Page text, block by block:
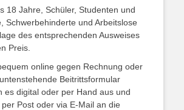
18 Jahre, Schüler, Studenten und
Schwerbehinderte und Arbeitslose
des entsprechenden Ausweises
Preis.
online gegen Rechnung oder
Beitrittsformular
es digital oder per Hand aus und
Post oder via E-Mail an die